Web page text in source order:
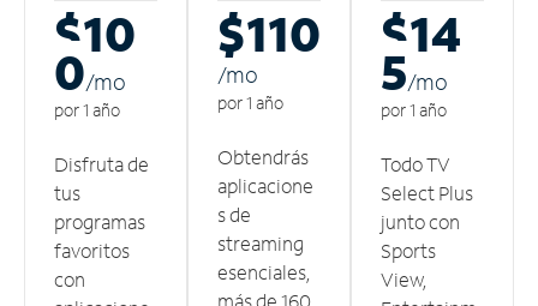
$10
0/mo
por 1 año
Disfruta de
tus
programas
favoritos
con
$110
/mo
por 1 año
Obtendrás
aplicacione
s de
streaming
esenciales,
más de 160
$14
5/mo
por 1 año
Todo TV
Select Plus
junto con
Sports
View,